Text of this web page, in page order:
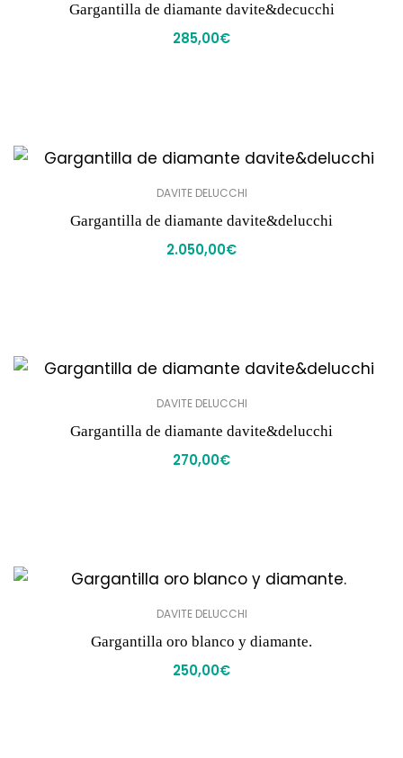
Gargantilla de diamante davite&decucchi
285,00€
DAVITE DELUCCHI
Gargantilla de diamante davite&delucchi
2.050,00€
DAVITE DELUCCHI
Gargantilla de diamante davite&delucchi
270,00€
DAVITE DELUCCHI
Gargantilla oro blanco y diamante.
250,00€